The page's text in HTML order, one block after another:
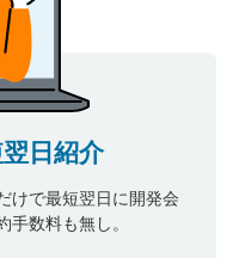
日紹介
けで最短翌日に開発会
数料も無し。